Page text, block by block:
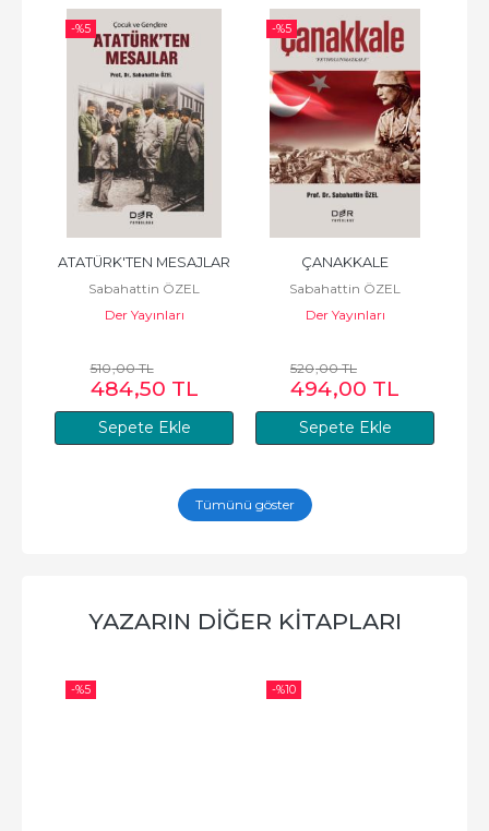
-%5
Sepete Ekle
ATATÜRK'TEN MESAJLAR
Sabahattin ÖZEL
Der Yayınları
510,00TL
484,50 TL
-%5
Sepete Ekle
ÇANAKKALE
Sabahattin ÖZEL
Der Yayınları
520,00TL
494,00 TL
Tümünü göster
YAZARIN DIĞER KITAPLARI
-%5 -%10